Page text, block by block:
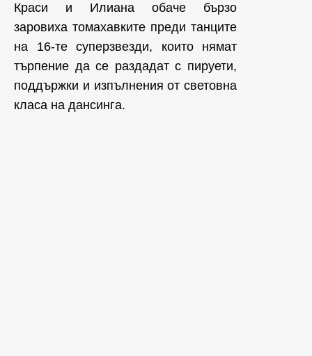
Краси и Илиана обаче бързо
заровиха томахавките преди танците
на 16-те суперзвезди, които нямат
търпение да се раздадат с пируети,
поддържки и изпълнения от световна
класа на дансинга.